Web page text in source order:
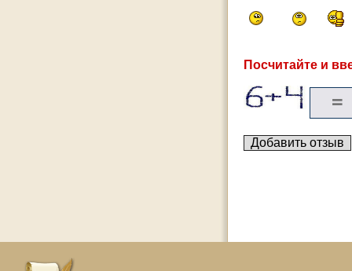
Посчитайте и